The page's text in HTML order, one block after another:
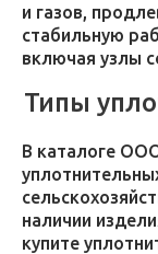
и газов,
стабильную
включая узлы
Типы
В каталоге
наличии
купите